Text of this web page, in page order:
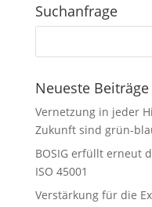
Suchanfrage
Neueste Beiträge
Vernetzung in jeder
Zukunft sind grün-
BOSIG erfüllt erneut
ISO 45001
Verstärkung für die